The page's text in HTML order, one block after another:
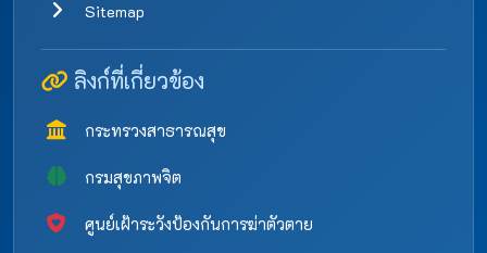
Sitemap
ลิงก์ที่เกี่ยวข้อง
กระทรวงสาธารณสุข
กรมสุขภาพจิต
ศูนย์เฝ้าระวังป้องกันการฆ่าตัวตาย